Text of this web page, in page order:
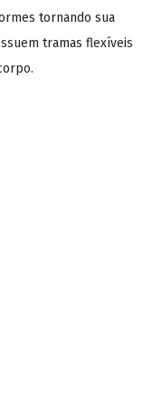
tornando sua
tramas flexíveis